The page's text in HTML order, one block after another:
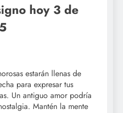
hoy 3 de
estarán llenas de
para expresar tus
Un antiguo amor podría
Mantén la mente